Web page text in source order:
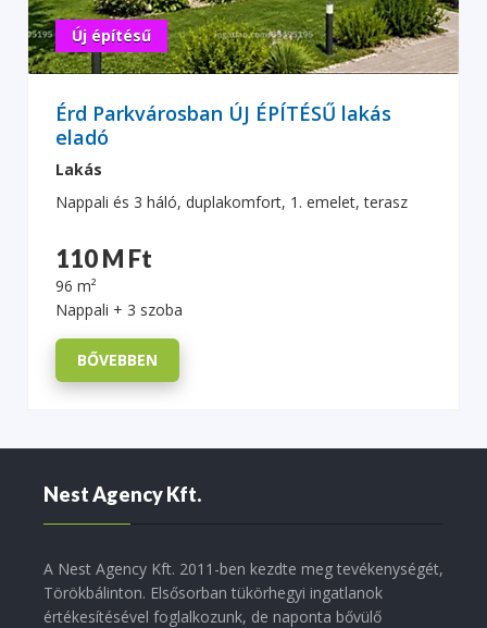
Új építésű
Érd Parkvárosban ÚJ ÉPÍTÉSŰ lakás
eladó
Lakás
Nappali és 3 háló, duplakomfort, 1. emelet, terasz
110 M Ft
96 m²
Nappali + 3 szoba
BŐVEBBEN
Nest Agency Kft.
A Nest Agency Kft. 2011-ben kezdte meg tevékenységét,
Törökbálinton. Elsősorban tükörhegyi ingatlanok
értékesítésével foglalkozunk, de naponta bővülő